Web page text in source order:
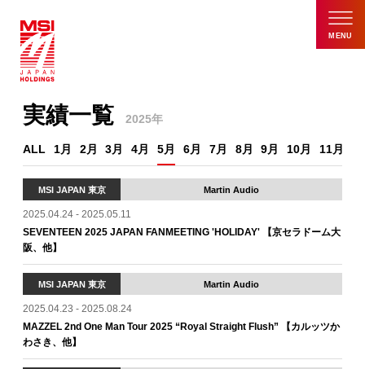
MENU
実績一覧 2025年
ALL 1月 2月 3月 4月 5月 6月 7月 8月 9月 10月 11月
MSI JAPAN 東京 Martin Audio
2025.04.24 - 2025.05.11
SEVENTEEN 2025 JAPAN FANMEETING 'HOLIDAY' 【京セラドーム大
阪、他】
MSI JAPAN 東京 Martin Audio
2025.04.23 - 2025.08.24
MAZZEL 2nd One Man Tour 2025 “Royal Straight Flush” 【カルッツか
わさき、他】